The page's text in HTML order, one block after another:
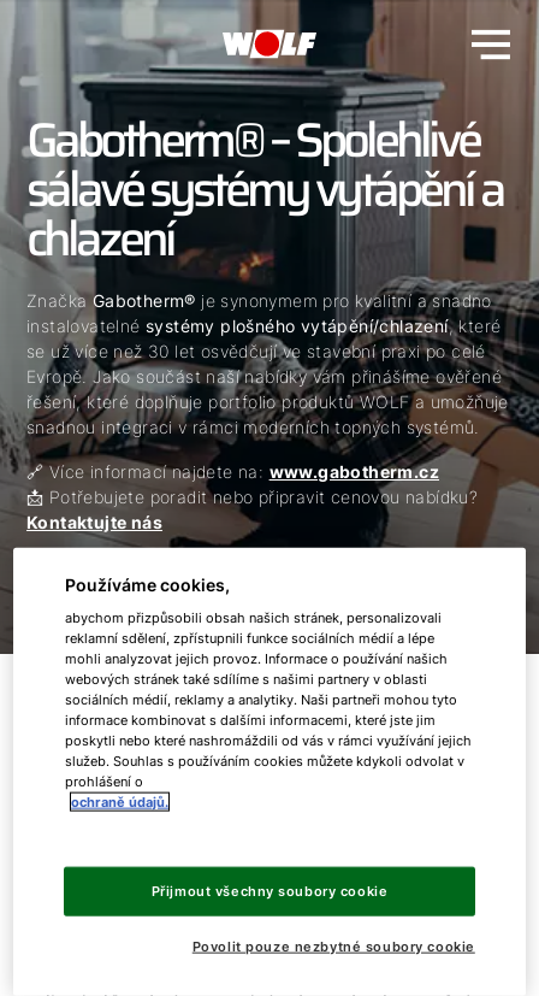
Gabotherm® – Spolehlivé
sálavé systémy vytápění a
chlazení
Značka Gabotherm® je synonymem pro kvalitní a snadno
instalovatelné systémy plošného vytápění/chlazení, které
se už více než 30 let osvědčují ve stavební praxi po celé
Evropě. Jako součást naší nabídky vám přinášíme ověřené
řešení, které doplňuje portfolio produktů WOLF a umožňuje
snadnou integraci v rámci moderních topných systémů.
🔗 Více informací najdete na: www.gabotherm.cz
📩 Potřebujete poradit nebo připravit cenovou nabídku?
Kontaktujte nás
Co Gabotherm nabízí?
Promyšlený systém plošného vytápění a
S Gabothermem získávátekompletní a vzájemně
pro podlahové, stěnové nebo
Používáme cookies,
abychom přizpůsobili obsah našich stránek, personalizovali
reklamní sdělení, zpřístupnili funkce sociálních médií a lépe
mohli analyzovat jejich provoz. Informace o používání našich
webových stránek také sdílíme s našimi partnery v oblasti
sociálních médií, reklamy a analytiky. Naši partneři mohou tyto
informace kombinovat s dalšími informacemi, které jste jim
poskytli nebo které nashromáždili od vás v rámci využívání jejich
služeb. Souhlas s používáním cookies můžete kdykoli odvolat v
prohlášení o
ochraně údajů.
Povolit pouze nezbytné soubory cookie
Přijmout všechny soubory cookie